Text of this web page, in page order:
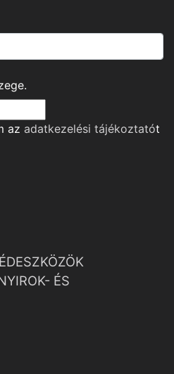
az adatkezelési tájékoztatót
ÉS